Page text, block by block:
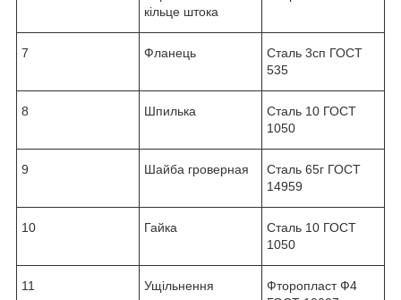
кільце штока
7 Фланець
Сталь 3сп ГОСТ
535
8 Шпилька
Сталь 10 ГОСТ
1050
9 Шайба гроверная
Сталь 65г ГОСТ
14959
10 Гайка
Сталь 10 ГОСТ
1050
11
Ущільнення
Фторопласт Ф4